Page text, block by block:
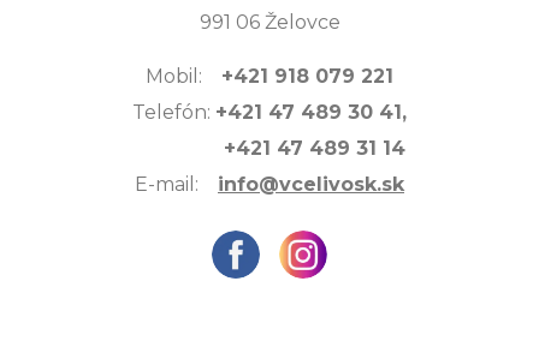
991 06 Želovce
Mobil: +421 918 079 221
Telefón: +421 47 489 30 41,
+421 47 489 31 14
E-mail: info@vcelivosk.sk